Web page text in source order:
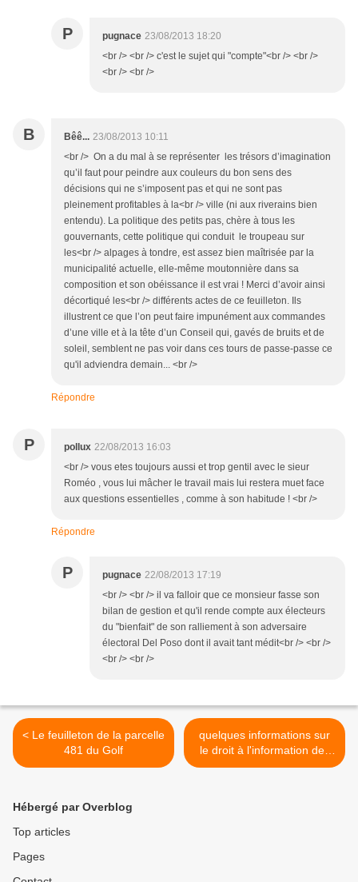
P pugnace 23/08/2013 18:20
<br /> <br /> c'est le sujet qui "compte"<br /> <br />
<br /> <br />
B Bêê... 23/08/2013 10:11
<br /> On a du mal à se représenter les trésors d’imagination
qu’il faut pour peindre aux couleurs du bon sens des
décisions qui ne s’imposent pas et qui ne sont pas
pleinement profitables à la<br /> ville (ni aux riverains bien
entendu). La politique des petits pas, chère à tous les
gouvernants, cette politique qui conduit le troupeau sur
les<br /> alpages à tondre, est assez bien maîtrisée par la
municipalité actuelle, elle-même moutonnière dans sa
composition et son obéissance il est vrai ! Merci d’avoir ainsi
décortiqué les<br /> différents actes de ce feuilleton. Ils
illustrent ce que l’on peut faire impunément aux commandes
d’une ville et à la tête d’un Conseil qui, gavés de bruits et de
soleil, semblent ne pas voir dans ces tours de passe-passe ce
qu'il adviendra demain... <br />
Répondre
P pollux 22/08/2013 16:03
<br /> vous etes toujours aussi et trop gentil avec le sieur
Roméo , vous lui mâcher le travail mais lui restera muet face
aux questions essentielles , comme à son habitude ! <br />
Répondre
P pugnace 22/08/2013 17:19
<br /> <br /> il va falloir que ce monsieur fasse son
bilan de gestion et qu'il rende compte aux électeurs
du "bienfait" de son ralliement à son adversaire
électoral Del Poso dont il avait tant médit<br /> <br />
<br /> <br />
< Le feuilleton de la parcelle
481 du Golf
quelques informations sur
le droit à l'information des
citoyens >
Hébergé par Overblog
Top articles
Pages